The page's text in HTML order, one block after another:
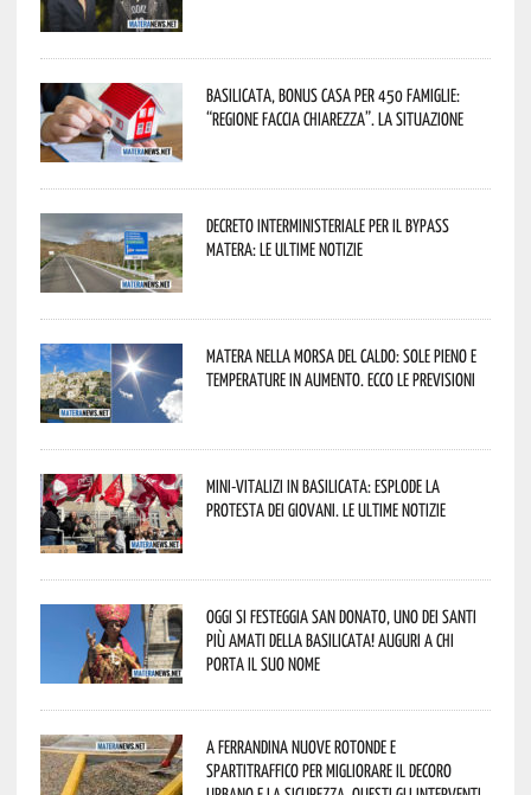
Basilicata, Bonus casa per 450 famiglie:
“Regione faccia chiarezza”. La situazione
Decreto interministeriale per il Bypass
Matera: le ultime notizie
Matera nella morsa del caldo: sole pieno e
temperature in aumento. Ecco le previsioni
Mini-vitalizi in Basilicata: esplode la
protesta dei giovani. Le ultime notizie
Oggi si festeggia San Donato, uno dei Santi
più amati della Basilicata! Auguri a chi
porta il suo nome
A Ferrandina nuove rotonde e
spartitraffico per migliorare il decoro